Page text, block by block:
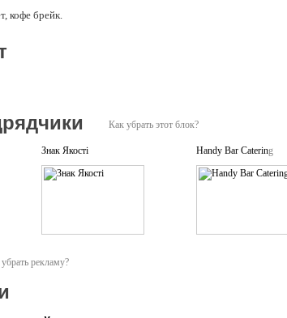
кофе брейк.
Как убрать этот блок?
Знак Якості Handy Bar Catering
рекламу?